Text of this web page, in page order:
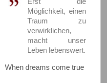
Möglichkeit, einen
Traum zu
verwirklichen,
macht unser
Leben lebenswert.
When dreams come true